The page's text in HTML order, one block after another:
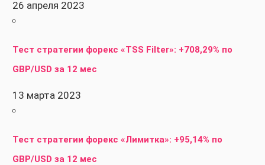
26 апреля 2023
Тест стратегии форекс «TSS Filter»: +708,29% по
GBP/USD за 12 мес
13 марта 2023
Тест стратегии форекс «Лимитка»: +95,14% по
GBP/USD за 12 мес